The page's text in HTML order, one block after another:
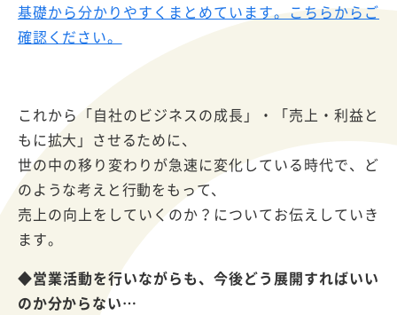
基礎から分かりやすくまとめています。こちらからご
確認ください。
これから「自社のビジネスの成長」・「売上・利益と
もに拡大」させるために、
世の中の移り変わりが急速に変化している時代で、ど
のような考えと行動をもって、
売上の向上をしていくのか？についてお伝えしていき
ます。
◆営業活動を行いながらも、今後どう展開すればいい
のか分からない…